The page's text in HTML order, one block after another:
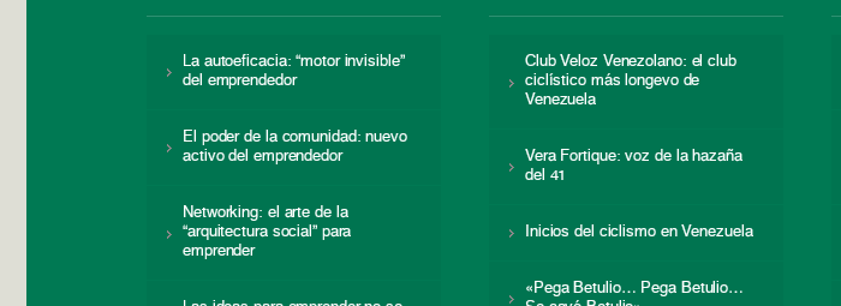
La autoeficacia: “motor invisible”
del emprendedor
El poder de la comunidad: nuevo
activo del emprendedor
Networking: el arte de la
“arquitectura social” para
emprender
Club Veloz Venezolano: el club
ciclístico más longevo de
Venezuela
Vera Fortique: voz de la hazaña
del 41
Inicios del ciclismo en Venezuela
«Pega Betulio… Pega Betulio…